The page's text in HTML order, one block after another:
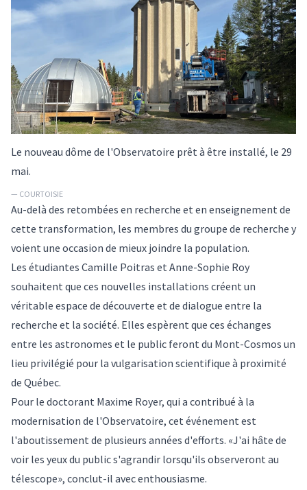
Le nouveau dôme de l'Observatoire prêt à être installé, le 29
mai.
— COURTOISIE
Au-delà des retombées en recherche et en enseignement de
cette transformation, les membres du groupe de recherche y
voient une occasion de mieux joindre la population.
Les étudiantes Camille Poitras et Anne-Sophie Roy
souhaitent que ces nouvelles installations créent un
véritable espace de découverte et de dialogue entre la
recherche et la société. Elles espèrent que ces échanges
entre les astronomes et le public feront du Mont-Cosmos un
lieu privilégié pour la vulgarisation scientifique à proximité
de Québec.
Pour le doctorant Maxime Royer, qui a contribué à la
modernisation de l'Observatoire, cet événement est
l'aboutissement de plusieurs années d'efforts. «J'ai hâte de
voir les yeux du public s'agrandir lorsqu'ils observeront au
télescope», conclut-il avec enthousiasme.